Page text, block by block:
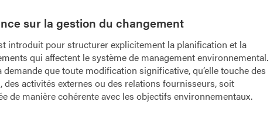
sur la gestion du changement
introduit pour structurer explicitement la planification et la
qui affectent le système de management environnemental.
que toute modification significative, qu’elle touche des
des activités externes ou des relations fournisseurs, soit
de manière cohérente avec les objectifs environnementaux.